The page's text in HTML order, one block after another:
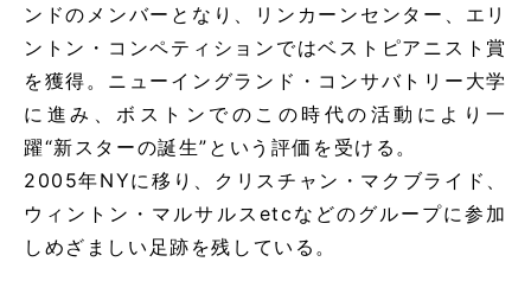
ンドのメンバーとなり、リンカーンセンター、エリ
ントン・コンペティションではベストピアニスト賞
を獲得。ニューイングランド・コンサバトリー大学
に進み、ボストンでのこの時代の活動により一
躍“新スターの誕生”という評価を受ける。
2005年NYに移り、クリスチャン・マクブライド、
ウィントン・マルサルスetcなどのグループに参加
しめざましい足跡を残している。